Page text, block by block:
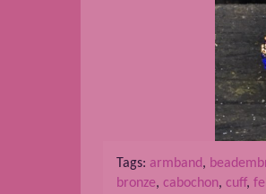
Tags: armband,
bronze, cabochon, cuff,